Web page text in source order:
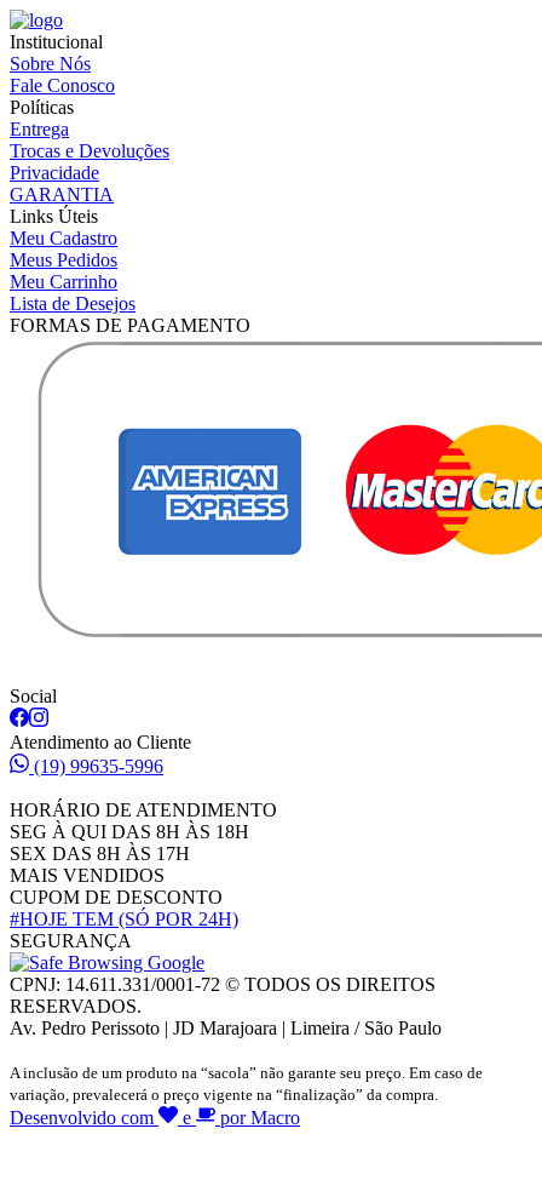
Institucional
Sobre Nós
Fale Conosco
Políticas
Entrega
Trocas e Devoluções
Privacidade
GARANTIA
Links Úteis
Meu Cadastro
Meus Pedidos
Meu Carrinho
Lista de Desejos
FORMAS DE PAGAMENTO
Social
Atendimento ao Cliente
(19) 99635-5996
HORÁRIO DE ATENDIMENTO
SEG À QUI DAS 8H ÀS 18H
SEX DAS 8H ÀS 17H
MAIS VENDIDOS
CUPOM DE DESCONTO
#HOJE TEM (SÓ POR 24H)
SEGURANÇA
CPNJ: 14.611.331/0001-72 © TODOS OS DIREITOS
RESERVADOS.
Av. Pedro Perissoto | JD Marajoara | Limeira / São Paulo
A inclusão de um produto na “sacola” não garante seu preço. Em caso de
variação, prevalecerá o preço vigente na “finalização” da compra.
Desenvolvido com e por Macro